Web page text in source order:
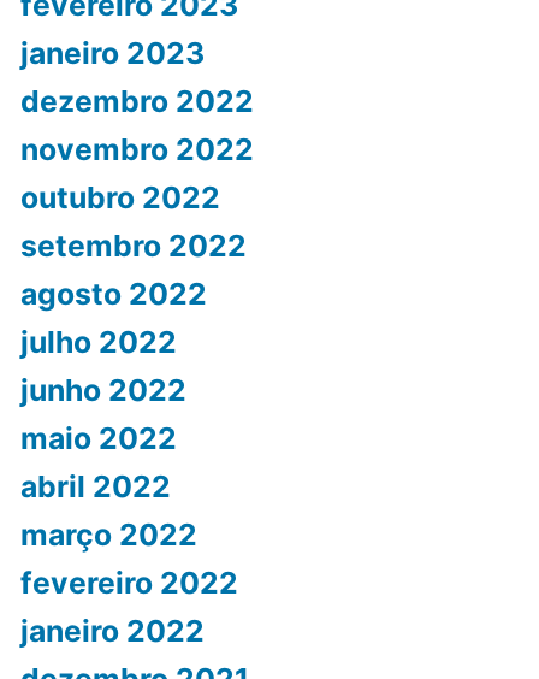
janeiro 2023
dezembro 2022
novembro 2022
outubro 2022
setembro 2022
agosto 2022
julho 2022
junho 2022
maio 2022
abril 2022
março 2022
fevereiro 2022
janeiro 2022